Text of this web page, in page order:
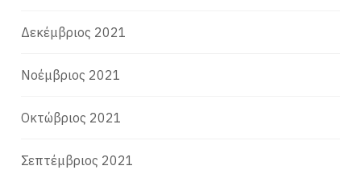
Δεκέμβριος 2021
Νοέμβριος 2021
Οκτώβριος 2021
Σεπτέμβριος 2021